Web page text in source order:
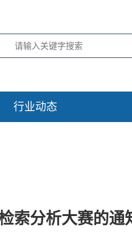
行业动态
索分析大赛的通